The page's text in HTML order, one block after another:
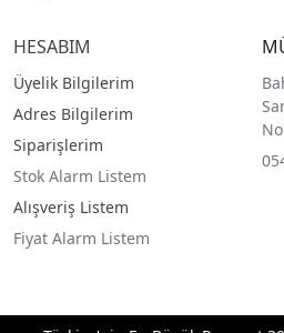
HESABIM
Üyelik Bilgilerim
Adres Bilgilerim
Siparişlerim
Stok Alarm Listem
Alışveriş Listem
Fiyat Alarm Listem